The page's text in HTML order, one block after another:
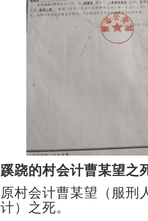
蹊跷的村会计曹某望之
原村会计曹某望（服刑
计）之死。